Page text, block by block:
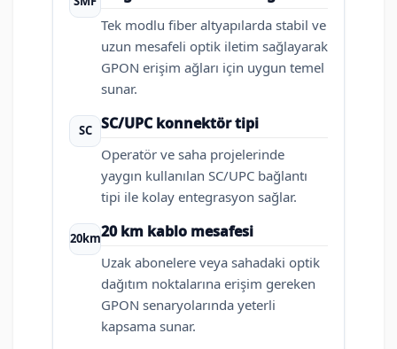
Tek modlu fiber altyapılarda stabil ve
uzun mesafeli optik iletim sağlayarak
GPON erişim ağları için uygun temel
sunar.
SC SC/UPC konnektör tipi
Operatör ve saha projelerinde
yaygın kullanılan SC/UPC bağlantı
tipi ile kolay entegrasyon sağlar.
20km20 km kablo mesafesi
Uzak abonelere veya sahadaki optik
dağıtım noktalarına erişim gereken
GPON senaryolarında yeterli
kapsama sunar.